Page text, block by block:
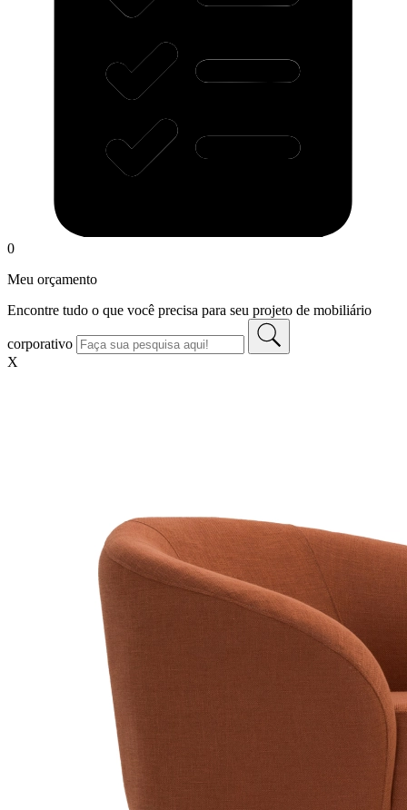
0
Meu orçamento
Encontre tudo o que você precisa para seu projeto de mobiliário
corporativo
X